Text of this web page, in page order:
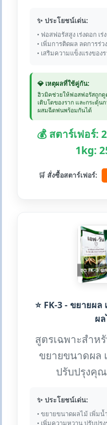
✨ ประโยชน์เด่น:
• ฟอสฟอรัสสูง เร่งดอก เร่
• เพิ่มการติดผล ลดการร่วง
• เสริมความแข็งแรงของ
💎 เหตุผลที่ใช้คู่กัน:
ฮิวมิคช่วยให้ฟอสฟอรัสถูกดู
เติบโตของราก และกระตุ้น
ผสมฉีดพ่นพร้อมกันได้
💰 สตาร์เฟอร์:
1kg:
🛒 สั่งซื้อสตาร์เฟอร์:
⭐ FK-3 - ขยายผ
ผ
สูตรเฉพาะสำห
ขยายขนาดผล
ปรับปรุงคุ
✨ ประโยชน์เด่น:
• ขยายขนาดผลไม้ เพิ่มน้
• เพิ่มความหวาน ปรับปรุ